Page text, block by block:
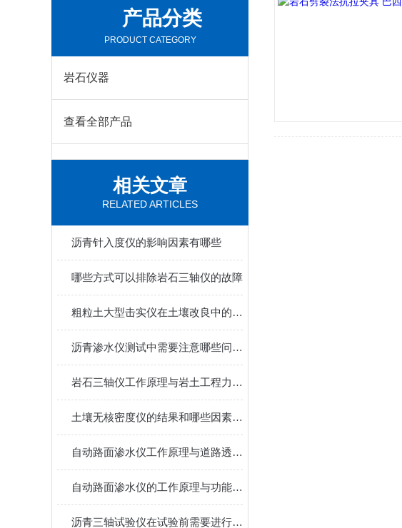
产品分类
PRODUCT CATEGORY
岩石仪器
查看全部产品
相关文章
RELATED ARTICLES
沥青针入度仪的影响因素有哪些
哪些方式可以排除岩石三轴仪的故障
粗粒土大型击实仪在土壤改良中的应用
沥青渗水仪测试中需要注意哪些问题？
岩石三轴仪工作原理与岩土工程力学性能测试详解
土壤无核密度仪的结果和哪些因素有关
自动路面渗水仪工作原理与道路透水性能检测应用
自动路面渗水仪的工作原理与功能介绍
沥青三轴试验仪在试验前需要进行哪些必要的调试？